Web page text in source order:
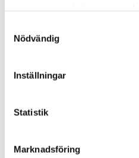
Nödvändig
Inställningar
Statistik
Marknadsföring
kopplingshus
Skyddsklass
Montering